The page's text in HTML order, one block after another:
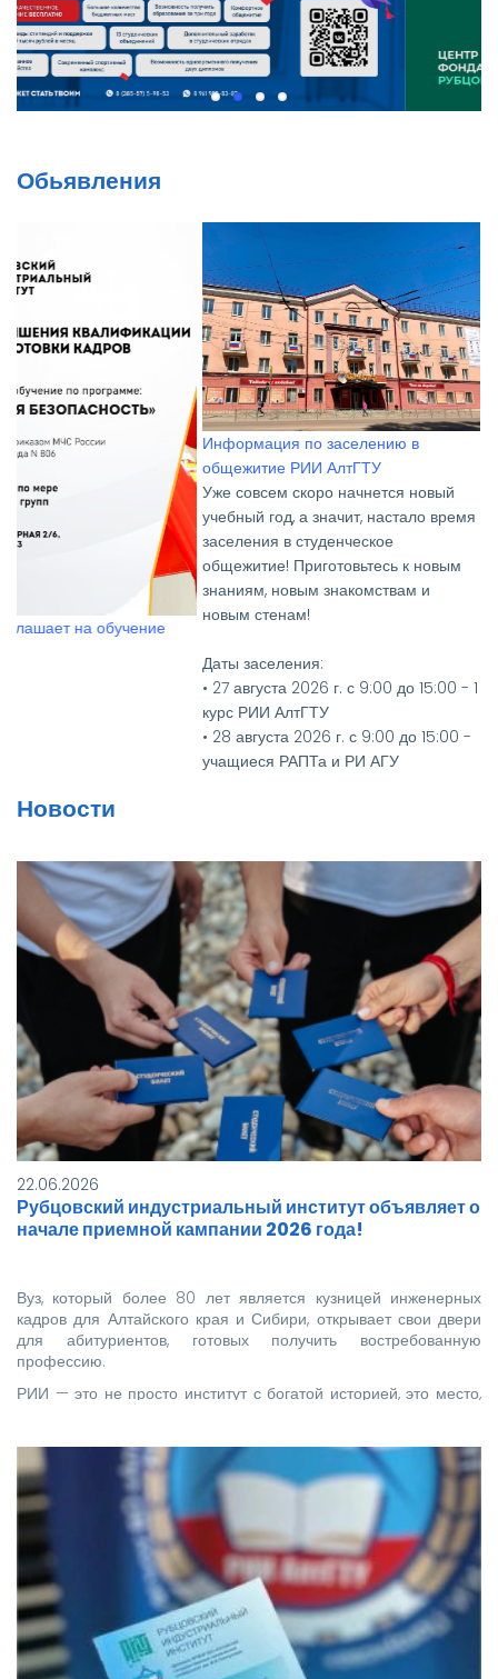
Обьявления
Информация по заселению в
общежитие РИИ АлтГТУ
Уже совсем скоро начнется новый
учебный год, а значит, настало время
заселения в студенческое
общежитие! Приготовьтесь к новым
знаниям, новым знакомствам и
• 27 августа 2026 г. с 9:00 до 15:00 - 1
• 28 августа 2026 г. с 9:00 до 15:00 -
учащиеся РАПТа и РИ АГУ
15:00 - 2-4 курсы РИИ АлтГТУ
Необходимые документы:
• Паспорт и его копия
• Медицинская справка
(флюорография (копия), кровь на
RW, осмотр на чесотку и педикулез)
• Для первокурсников — два фото
Важно: студенты, не достигшие 18 лет,
должны явиться на заселение в
сопровождении родителей.
Если у вас возникли вопросы,
обращайтесь по телефону: 8-385-
57-5-98-65.
Ждем вас!
Вручение дипломов
Новости
22.06.2026
Рубцовский индустриальный институт объявляет о
начале приемной кампании 2026 года!
Вуз, который более 80 лет является кузницей инженерных
кадров для Алтайского края и Сибири, открывает свои двери
для абитуриентов, готовых получить востребованную
профессию.
РИИ — это не просто институт с богатой историей, это место,